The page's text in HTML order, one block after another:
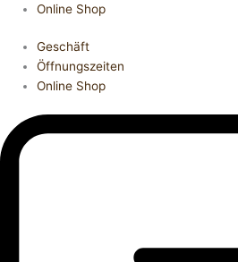
Online Shop
Geschäft
Öffnungszeiten
Online Shop